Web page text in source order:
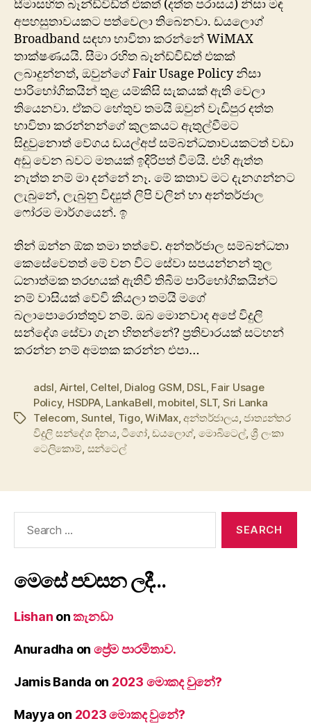
සීමාසහිත බෑන්ඩ්විඩ්ත් එකත් (දත්ත පරාසය) නිසා මඳ
අපහසුතාවයකට පත්වෙලා තිබෙනවා. ඩයලොග්
Broadband සඳහා භාවිතා කරන්නේ WiMAX
තාක්ෂණයයි. සීමා රහිත බෑන්ඩ්විඩ්ත් එකක්
ලබාදුන්නත්, ඔවුන්ගේ Fair Usage Policy නිසා
පාරිභෝගිකයින් තුළ යම්කිසි සැකයක් ඇති වෙලා
තියෙනවා. ඒකට ‍හේතුව තමයි ඔවුන් වැඩිපුර දත්ත
භාවිතා කරන්නන්ගේ කුලකයට ඇතුල්වීමට
සිදුවු‍නොත් වේගය ඩයල්අප් සම්බන්ධතාවයකටත් වඩා
අඩු වෙන බවට මතයක් ඉදිරිපත් වීමයි. එහි ඇත්ත
නැත්ත නම් මා දන්නේ නෑ. මේ කතාව මට දැනගන්නට
ලැබුනේ, ලැබුනු විද්‍යුත් ලිපි වලින් හා අන්තර්ජාල
‍ෆෝරම මාර්ගයෙන්. ඉ
තින් ඔන්න ඕක තමා තත්වේ. අන්තර්ජාල සම්බන්ධතා
කෙසේවෙතත් මේ වන විට සේවා සපයන්නන් තුල
ධනාත්මක තරඟයක් ඇතිවී තිබීම පාරිභෝගිකයින්ට
නම් වාසියක් වේවි කියලා තමයි මගේ
බලාපොරොත්තුව නම්. ඔබ මොනවාද අපේ විදුලි
සන්දේශ සේවා ගැන හිතන්නේ? ප්‍රතිචාරයක් සටහන්
කරන්න නම් අමතක කරන්න එපා…
Tags
adsl Airtel Celtel Dialog GSM DSL, Fair Usage
Policy, HSDPA, LankaBell mobitel ,SLT, Sri Lanka
Telecom Suntel Tigo,WiMax,අන්තර්ජාලය ,ජාත්‍යන්තර
විදුලි සන්දේශ දිනය ,ටීගෝ,ඩයලොග්, මොබිටෙල්,‍ශ්‍රී ලංකා
ටෙලිකොම් සන්ටෙල්
මෙසේ පවසන ලදී…
Lishan onකැනඩා
Anuradha on ප්‍රේම පාරමිතාව.
Jamis Banda on 2023 මොකද වුනේ?
Mayya on 2023 මොකද වුනේ?